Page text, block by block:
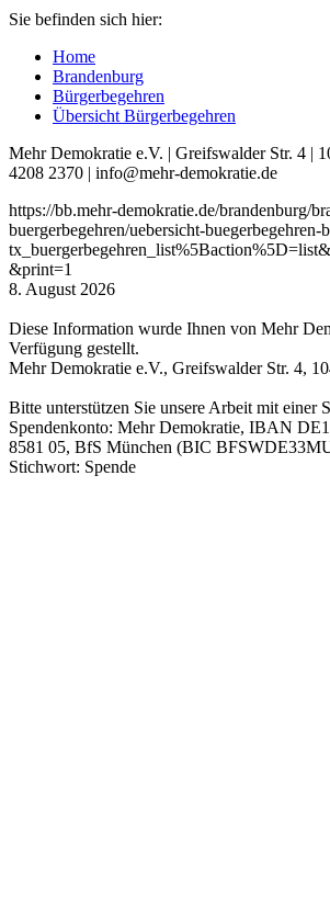
Sie befinden sich hier:
Home
Brandenburg
Bürgerbegehren
Übersicht Bürgerbegehren
Mehr Demokratie e.V. | Greifswalder Str. 4 |
4208 2370 | info@mehr-demokratie.de
https://bb.mehr-demokratie.de/brandenburg/
buergerbegehren/uebersicht-buegerbegehren-
&print=1
8. August 2026
Diese Information wurde Ihnen von Mehr
Verfügung gestellt.
Mehr Demokratie e.V., Greifswalder Str. 4,
Bitte unterstützen Sie unsere Arbeit mit einer
Spendenkonto: Mehr Demokratie, IBAN
8581 05, BfS München (BIC
Stichwort: Spende